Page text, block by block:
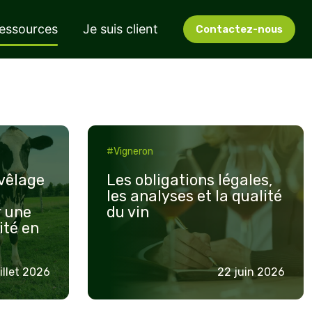
Je suis client Contactez-nous
une
en
2026
Les
obligations
légales,
analyses
du
#Vigneron
Les obligations légales,
les analyses et la qualité
du vin
22 juin 2026